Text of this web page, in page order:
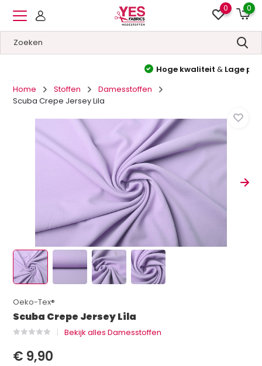
0 0
&Lage prijzen
Home
Stoffen
Damesstoffen
Scuba Crepe Jersey Lila
Oeko-Tex®
Scuba Crepe Jersey Lila
Bekijk alles Damesstoffen
€ 9,90